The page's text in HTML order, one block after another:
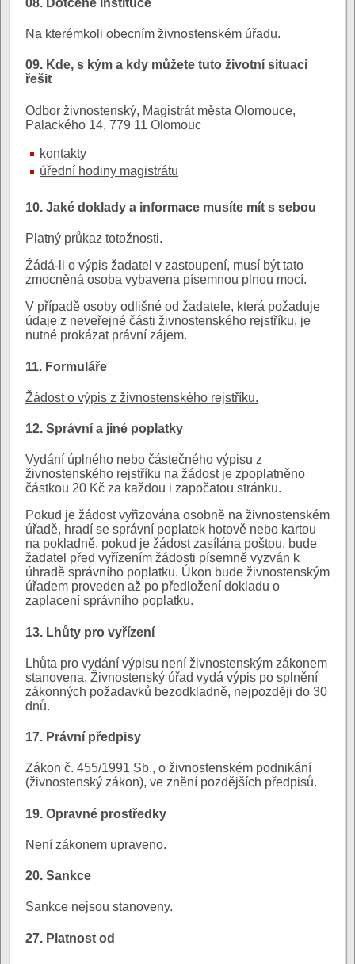
08. Dotčené instituce
Na kterémkoli obecním živnostenském úřadu.
09. Kde, s kým a kdy můžete tuto životní situaci
řešit
Odbor živnostenský, Magistrát města Olomouce,
Palackého 14, 779 11 Olomouc
kontakty
úřední hodiny magistrátu
10. Jaké doklady a informace musíte mít s sebou
Platný průkaz totožnosti.
Žádá-li o výpis žadatel v zastoupení, musí být tato
zmocněná osoba vybavena písemnou plnou mocí.
V případě osoby odlišné od žadatele, která požaduje
údaje z neveřejné části živnostenského rejstříku, je
nutné prokázat právní zájem.
11. Formuláře
Žádost o výpis z živnostenského rejstříku.
12. Správní a jiné poplatky
Vydání úplného nebo částečného výpisu z
živnostenského rejstříku na žádost je zpoplatněno
částkou 20 Kč za každou i započatou stránku.
Pokud je žádost vyřizována osobně na živnostenském
úřadě, hradí se správní poplatek hotově nebo kartou
na pokladně, pokud je žádost zasílána poštou, bude
žadatel před vyřízením žádosti písemně vyzván k
úhradě správního poplatku. Úkon bude živnostenským
úřadem proveden až po předložení dokladu o
zaplacení správního poplatku.
13. Lhůty pro vyřízení
Lhůta pro vydání výpisu není živnostenským zákonem
stanovena. Živnostenský úřad vydá výpis po splnění
zákonných požadavků bezodkladně, nejpozději do 30
dnů.
17. Právní předpisy
Zákon č. 455/1991 Sb., o živnostenském podnikání
(živnostenský zákon), ve znění pozdějších předpisů.
19. Opravné prostředky
Není zákonem upraveno.
20. Sankce
Sankce nejsou stanoveny.
27. Platnost od